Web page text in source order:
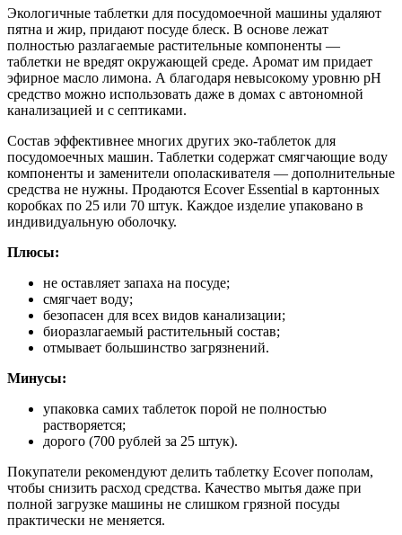
Экологичные таблетки для посудомоечной машины удаляют
пятна и жир, придают посуде блеск. В основе лежат
полностью разлагаемые растительные компоненты —
таблетки не вредят окружающей среде. Аромат им придает
эфирное масло лимона. А благодаря невысокому уровню pH
средство можно использовать даже в домах с автономной
канализацией и с септиками.
Состав эффективнее многих других эко-таблеток для
посудомоечных машин. Таблетки содержат смягчающие воду
компоненты и заменители ополаскивателя — дополнительные
средства не нужны. Продаются Ecover Essential в картонных
коробках по 25 или 70 штук. Каждое изделие упаковано в
индивидуальную оболочку.
Плюсы:
не оставляет запаха на посуде;
смягчает воду;
безопасен для всех видов канализации;
биоразлагаемый растительный состав;
отмывает большинство загрязнений.
Минусы:
упаковка самих таблеток порой не полностью
растворяется;
дорого (700 рублей за 25 штук).
Покупатели рекомендуют делить таблетку Ecover пополам,
чтобы снизить расход средства. Качество мытья даже при
полной загрузке машины не слишком грязной посуды
практически не меняется.